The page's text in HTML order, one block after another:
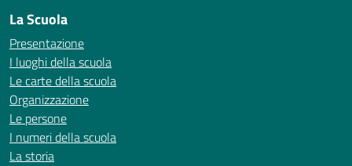
La Scuola
Presentazione
I luoghi della scuola
Le carte della scuola
Organizzazione
Le persone
I numeri della scuola
La storia